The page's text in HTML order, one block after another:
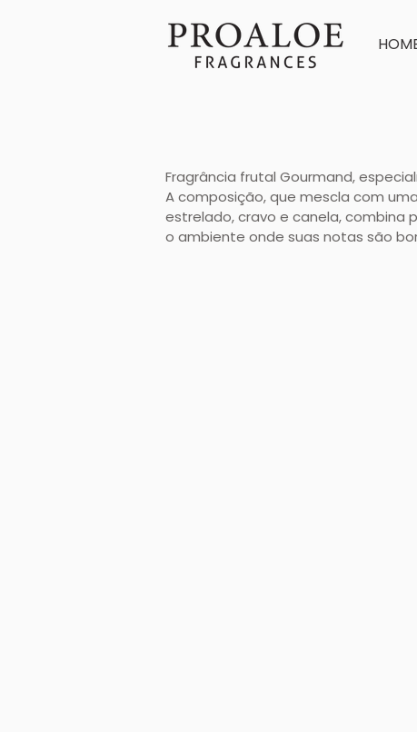
Fragrância frutal Gourmand,
A composição, que mescla com
estrelado, cravo e canela,
o ambiente onde suas notas são